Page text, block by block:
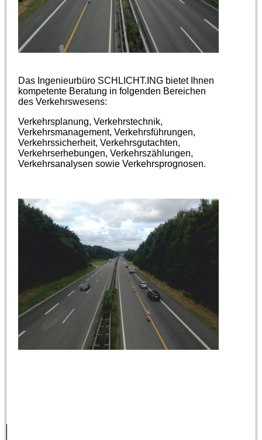
Das Ingenieurbüro SCHLICHT.ING bietet Ihnen
kompetente Beratung in folgenden Bereichen
des Verkehrswesens:
Verkehrsplanung, Verkehrstechnik,
Verkehrsmanagement, Verkehrsführungen,
Verkehrssicherheit, Verkehrsgutachten,
Verkehrserhebungen, Verkehrszählungen,
Verkehrsanalysen sowie Verkehrsprognosen.